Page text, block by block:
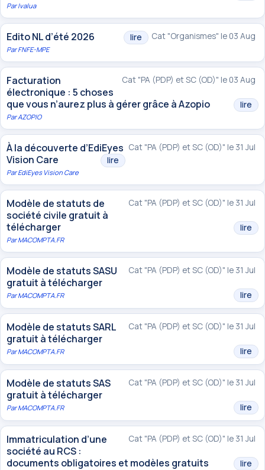
ParIvalua
Cat "Organismes" le 03 Aug
Edito NL d’été 2026 lire
ParFNFE-MPE
Cat "PA (PDP) et SC (OD)" le 03 Aug
Facturation
électronique : 5 choses
que vous n’aurez plus à gérer grâce à Azopio
lire
ParAZOPIO
Cat "PA (PDP) et SC (OD)" le 31 Jul
À la découverte d’EdiEyes
Vision Care
lire
ParEdiEyes Vision Care
Cat "PA (PDP) et SC (OD)" le 31 Jul
Modèle de statuts de
société civile gratuit à
télécharger
lire
ParMACOMPTA.FR
Cat "PA (PDP) et SC (OD)" le 31 Jul
Modèle de statuts SASU
gratuit à télécharger
lire
ParMACOMPTA.FR
Cat "PA (PDP) et SC (OD)" le 31 Jul
Modèle de statuts SARL
gratuit à télécharger
lire
ParMACOMPTA.FR
Cat "PA (PDP) et SC (OD)" le 31 Jul
Modèle de statuts SAS
gratuit à télécharger
lire
ParMACOMPTA.FR
Cat "PA (PDP) et SC (OD)" le 31 Jul
Immatriculation d’une
société au RCS :
documents obligatoires et modèles gratuits
lire